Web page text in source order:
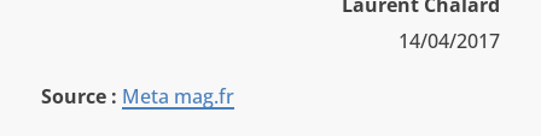
14/04/2017
Source : Meta mag.fr